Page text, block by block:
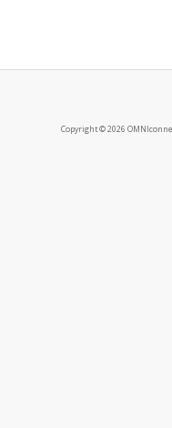
Copyright © 2026